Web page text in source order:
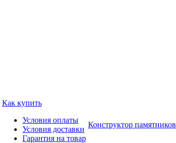
Как купить
Условия оплаты
Условия доставки
Гарантия на товар
Конструктор памятников